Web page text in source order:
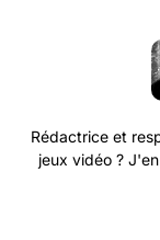
Rédactrice et
jeux vidéo ?